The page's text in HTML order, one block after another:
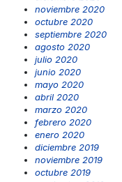
noviembre 2020
octubre 2020
septiembre 2020
agosto 2020
julio 2020
junio 2020
mayo 2020
abril 2020
marzo 2020
febrero 2020
enero 2020
diciembre 2019
noviembre 2019
octubre 2019